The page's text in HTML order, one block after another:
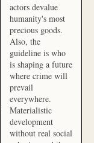
actors devalue
humanity's most
precious goods.
Also, the
guideline is who
is shaping a future
where crime will
prevail
everywhere.
Materialistic
development
without real social